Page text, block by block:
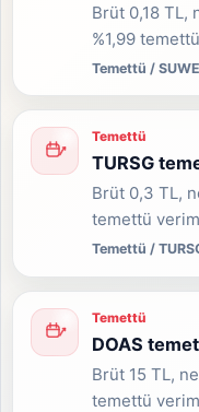
Brüt 0,18 TL,
%1,99
Temettü /
Temettü
TURSG
Brüt 0,3 TL,
temettü
Temettü /
Temettü
DOAS
Brüt 15 TL,
temettü